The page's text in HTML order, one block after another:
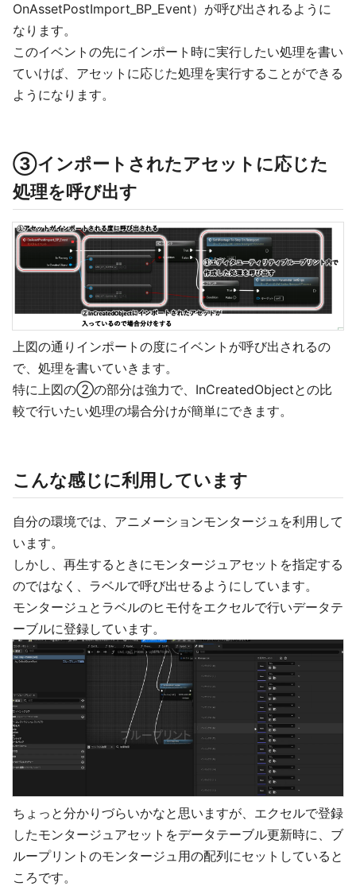
OnAssetPostImport_BP_Event）が呼び出されるように
なります。
このイベントの先にインポート時に実行したい処理を書い
ていけば、アセットに応じた処理を実行することができる
ようになります。
③インポートされたアセットに応じた
処理を呼び出す
上図の通りインポートの度にイベントが呼び出されるの
で、処理を書いていきます。
特に上図の②の部分は強力で、InCreatedObjectとの比
較で行いたい処理の場合分けが簡単にできます。
こんな感じに利用しています
自分の環境では、アニメーションモンタージュを利用して
います。
しかし、再生するときにモンタージュアセットを指定する
のではなく、ラベルで呼び出せるようにしています。
モンタージュとラベルのヒモ付をエクセルで行いデータテ
ーブルに登録しています。
ちょっと分かりづらいかなと思いますが、エクセルで登録
したモンタージュアセットをデータテーブル更新時に、ブ
ループリントのモンタージュ用の配列にセットしていると
ころです。